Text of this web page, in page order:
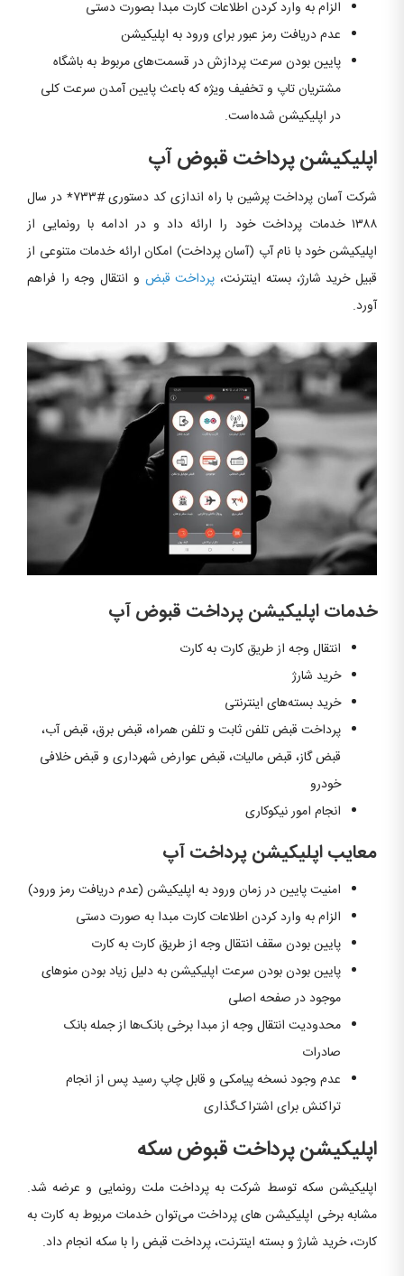
الزام به وارد کردن اطلاعات کارت مبدا بصورت دستی
عدم دریافت رمز عبور برای ورود به اپلیکیشن
پایین بودن سرعت پردازش در قسمت‌های مربوط به باشگاه
مشتریان تاپ و تخفیف ویژه که باعث پایین آمدن سرعت کلی
در اپلیکیشن شده‌است.
اپلیکیشن پرداخت قبوض آپ
شرکت آسان پرداخت پرشین با راه اندازی کد دستوری #۷۳۳* در سال
۱۳۸۸ خدمات پرداخت خود را ارائه داد و در ادامه با رونمایی از
اپلیکیشن خود با نام آپ (آسان پرداخت) امکان ارائه خدمات متنوعی از
قبیل خرید شارژ، بسته اینترنت، پرداخت قبض و انتقال وجه را فراهم
آورد.
خدمات اپلیکیشن پرداخت قبوض آپ
انتقال وجه از طریق کارت به کارت
خرید شارژ
خرید بسته‌های اینترنتی
پرداخت قبض تلفن ثابت و تلفن همراه، قبض برق، قبض آب،
قبض گاز، قبض مالیات، قبض عوارض شهرداری و قبض خلافی
خودرو
انجام امور نیکوکاری
معایب اپلیکیشن پرداخت آپ
امنیت پایین در زمان ورود به اپلیکیشن (عدم دریافت رمز ورود)
الزام به وارد کردن اطلاعات کارت مبدا به صورت دستی
پایین بودن سقف انتقال وجه از طریق کارت به کارت
پایین بودن بودن سرعت اپلیکیشن به دلیل زیاد بودن منوهای
موجود در صفحه اصلی
محدودیت انتقال وجه از مبدا برخی بانک‌ها از جمله بانک
صادرات
عدم وجود نسخه پیامکی و قابل چاپ رسید پس از انجام
تراکنش برای اشتراک‌گذاری
اپلیکیشن پرداخت قبوض سکه
اپلیکیشن سکه توسط شرکت به پرداخت ملت رونمایی و عرضه شد.
مشابه برخی اپلیکیشن های پرداخت می‌توان خدمات مربوط به کارت به
کارت، خرید شارژ و بسته اینترنت، پرداخت قبض را با سکه انجام داد.